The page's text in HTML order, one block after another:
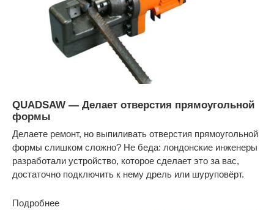
QUADSAW — Делает отверстия прямоугольной
формы
Делаете ремонт, но выпиливать отверстия прямоугольной
формы слишком сложно? Не беда: лондонские инженеры
разработали устройство, которое сделает это за вас,
достаточно подключить к нему дрель или шуруповёрт.
Подробнее